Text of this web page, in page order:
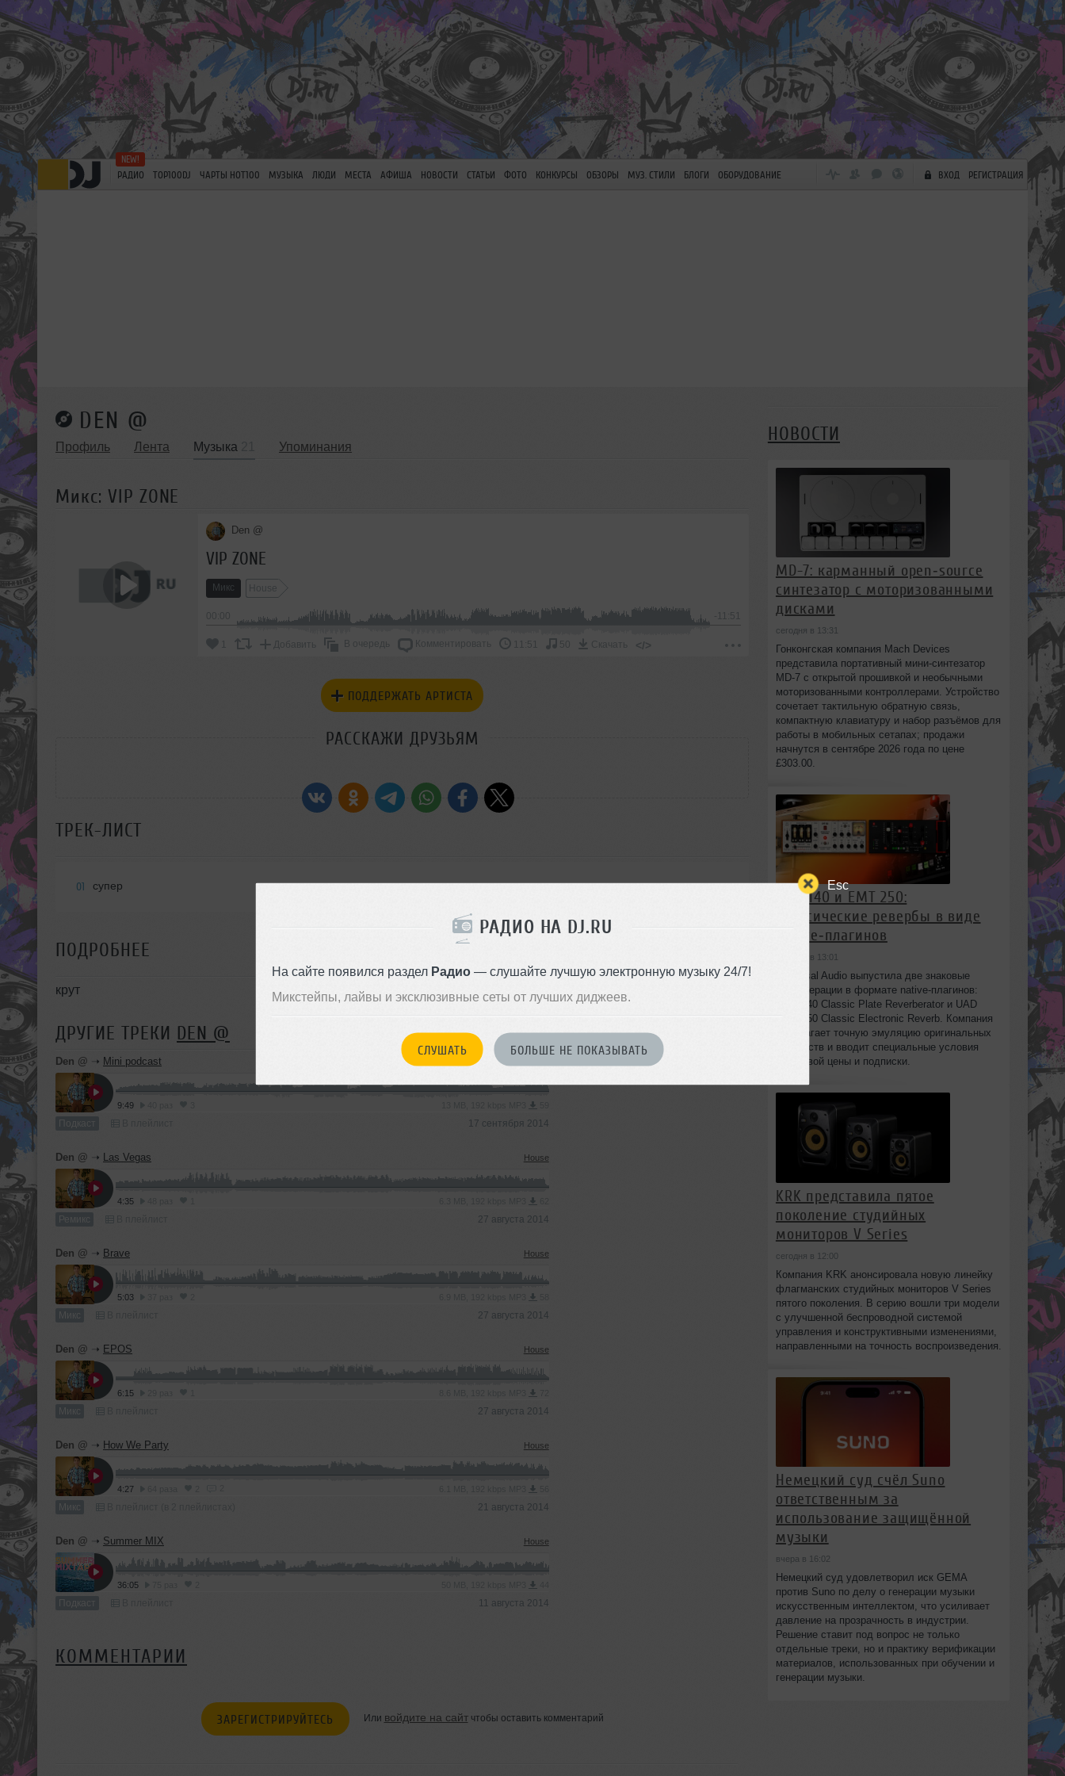
Esc
РАДИО НА DJ.RU
На сайте появился раздел Радио— слушайте лучшую электронную музыку 24/7!
Микстейпы, лайвы и эксклюзивные сеты от лучших диджеев.
СЛУШАТЬ БОЛЬШЕ НЕ ПОКАЗЫВАТЬ
РАДИО TOP100DJ ЧАРТЫ HOT100 МУЗЫКА ЛЮДИ МЕСТА АФИША НОВОСТИ СТАТЬИ ФОТО КОНКУРСЫ ОБЗОРЫ МУЗ. СТИЛИ БЛОГИ ОБОРУДОВАНИЕ ВХОД РЕГИСТРАЦИЯ
DEN @
Профиль Лента Музыка Упоминания
Микс: VIP ZONE
Den @
VIP ZONE
Микс House
-11:51
Добавить В очередь Комментировать 11:51 50 Скачать </>
ПОДДЕРЖАТЬ АРТИСТА
РАССКАЖИ ДРУЗЬЯМ
ТРЕК-ЛИСТ
01 супер
ПОДРОБНЕЕ
крут
ДРУГИЕ ТРЕКИ DEN @
Den @ ➝ Mini podcast
9:49
Подкаст 17 сентября 2014
Den @ ➝ Las Vegas House
4:35
Ремикс 27 августа 2014
Den @ ➝ Brave House
5:03
Микс 27 августа 2014
Den @ ➝ EPOS House
6:15
Микс 27 августа 2014
Den @ ➝ How We Party House
4:27
Микс 21 августа 2014
Den @ ➝ Summer MIX House
36:05
Подкаст 11 августа 2014
Стиль: House
Добавлен: 18 августа 2014, 18:47
КОММЕНТАРИИ
ЗАРЕГИСТРИРУЙТЕСЬ Или войдите на сайтчтобы оставить комментарий
НОВОСТИ
MD-7: карманный open‑source
синтезатор с моторизованными
дисками
сегодня в 13:31
Гонконгская компания Mach Devices
представила портативный мини‑синтезатор
MD-7 с открытой прошивкой и необычными
моторизованными контроллерами. Устройство
сочетает тактильную обратную связь,
компактную клавиатуру и набор разъёмов для
работы в мобильных сетапах; продажи
начнутся в сентябре 2026 года по цене
£303.00.
EMT 140 и EMT 250:
классические ревербы в виде
native‑плагинов
сегодня в 13:01
Universal Audio выпустила две знаковые
реверберации в формате native‑плагинов:
EMT 140 Classic Plate Reverberator и UAD
EMT 250 Classic Electronic Reverb. Компания
предлагает точную эмуляцию оригинальных
устройств и вводит специальные условия
стартовой цены и подписки.
KRK представила пятое
поколение студийных
мониторов V Series
сегодня в 12:00
Компания KRK анонсировала новую линейку
флагманских студийных мониторов V Series
пятого поколения. В серию вошли три модели
с улучшенной беспроводной системой
управления и конструктивными изменениями,
направленными на точность воспроизведения.
Немецкий суд счёл Suno
ответственным за
использование защищённой
музыки
вчера в 16:02
Немецкий суд удовлетворил иск GEMA
против Suno по делу о генерации музыки
искусственным интеллектом, что усиливает
давление на прозрачность в индустрии.
Решение ставит под вопрос не только
отдельные треки, но и практику верификации
материалов, использованных при обучении и
генерации музыки.